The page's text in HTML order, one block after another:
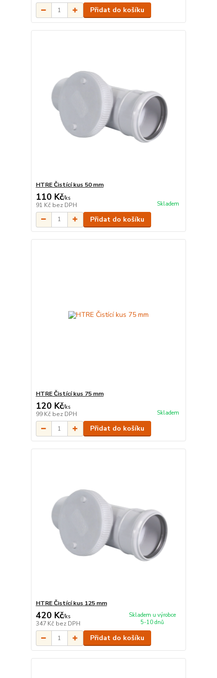
Přidat do košíku
HTRE Čistící kus 50 mm
110 Kč/ks
91 Kč bez DPH Skladem
Přidat do košíku
HTRE Čistící kus 75 mm
120 Kč/ks
99 Kč bez DPH Skladem
Přidat do košíku
HTRE Čistící kus 125 mm
420 Kč/ks
347 Kč bez DPH
Skladem u výrobce
5-10 dnů
Přidat do košíku